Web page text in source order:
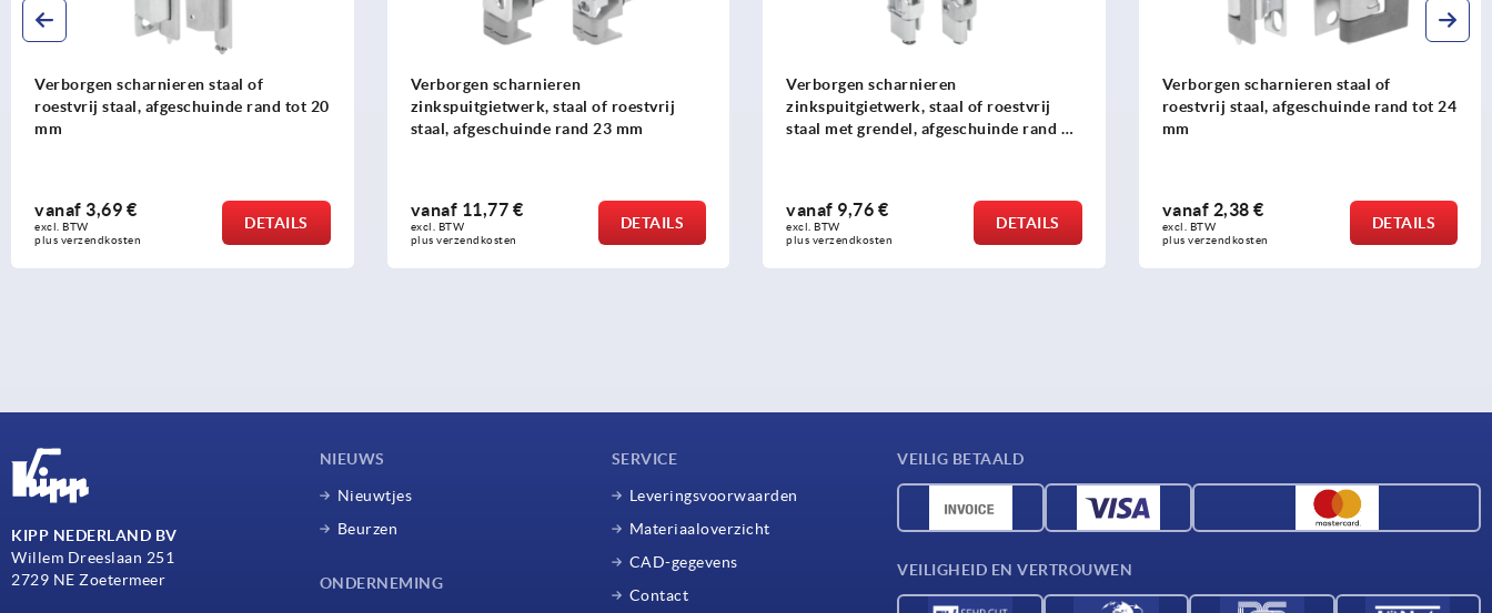
Verborgen scharnieren staal of
roestvrij staal, afgeschuinde rand tot 20
mm
vanaf 3,69 €
excl. BTW
plus verzendkosten
DETAILS
Verborgen scharnieren
zinkspuitgietwerk, staal of roestvrij
staal, afgeschuinde rand 23 mm
vanaf 11,77 €
excl. BTW
plus verzendkosten
DETAILS
Verborgen scharnieren
zinkspuitgietwerk, staal of roestvrij
staal met grendel, afgeschuinde rand 23
vanaf 9,76 €
excl. BTW
plus verzendkosten
DETAILS
Verborgen scharnieren staal of
roestvrij staal, afgeschuinde rand tot 24
mm
vanaf 2,38 €
excl. BTW
plus verzendkosten
DETAILS
KIPP NEDERLAND BV
Willem Dreeslaan 251
2729 NE Zoetermeer
NIEUWS
Nieuwtjes
Beurzen
ONDERNEMING
SERVICE
Leveringsvoorwaarden
Materiaaloverzicht
CAD-gegevens
Contact
VEILIG BETAALD
VEILIGHEID EN VERTROUWEN